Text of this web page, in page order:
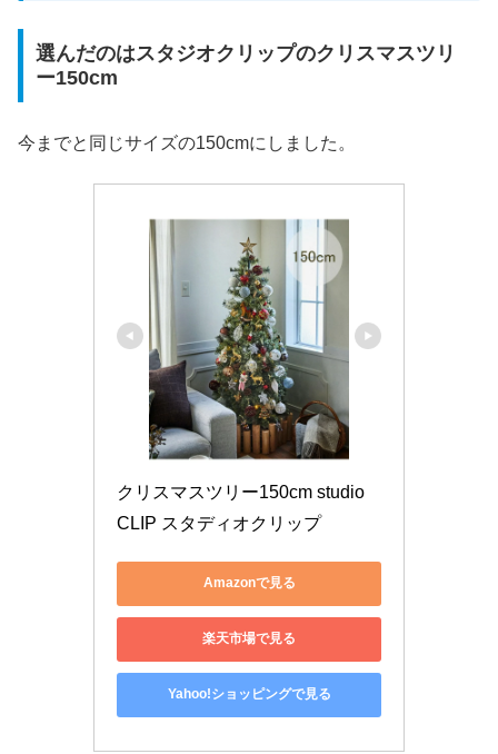
選んだのはスタジオクリップのクリスマスツリ
ー150cm
今までと同じサイズの150cmにしました。
クリスマスツリー150cm studio
CLIP スタディオクリップ
Amazonで見る
楽天市場で見る
Yahoo!ショッピングで見る